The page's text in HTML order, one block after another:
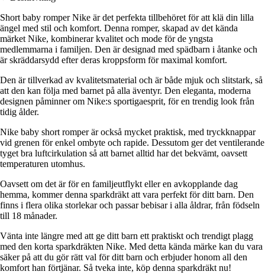
Short baby romper Nike är det perfekta tillbehöret för att klä din lilla
ängel med stil och komfort. Denna romper, skapad av det kända
märket Nike, kombinerar kvalitet och mode för de yngsta
medlemmarna i familjen. Den är designad med spädbarn i åtanke och
är skräddarsydd efter deras kroppsform för maximal komfort.
Den är tillverkad av kvalitetsmaterial och är både mjuk och slitstark, så
att den kan följa med barnet på alla äventyr. Den eleganta, moderna
designen påminner om Nike:s sportigaesprit, för en trendig look från
tidig ålder.
Nike baby short romper är också mycket praktisk, med tryckknappar
vid grenen för enkel ombyte och rapide. Dessutom ger det ventilerande
tyget bra luftcirkulation så att barnet alltid har det bekvämt, oavsett
temperaturen utomhus.
Oavsett om det är för en familjeutflykt eller en avkopplande dag
hemma, kommer denna sparkdräkt att vara perfekt för ditt barn. Den
finns i flera olika storlekar och passar bebisar i alla åldrar, från födseln
till 18 månader.
Vänta inte längre med att ge ditt barn ett praktiskt och trendigt plagg
med den korta sparkdräkten Nike. Med detta kända märke kan du vara
säker på att du gör rätt val för ditt barn och erbjuder honom all den
komfort han förtjänar. Så tveka inte, köp denna sparkdräkt nu!